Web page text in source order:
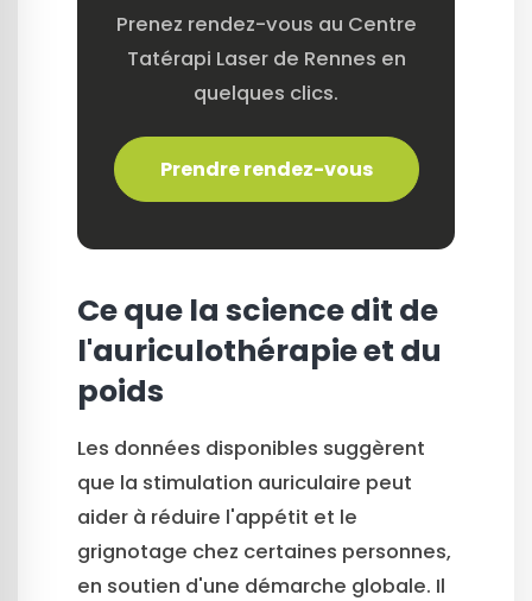
Prenez rendez-vous au Centre
Tatérapi Laser de Rennes en
quelques clics.
Prendre rendez-vous
Ce que la science dit de
l'auriculothérapie et du
poids
Les données disponibles suggèrent
que la stimulation auriculaire peut
aider à réduire l'appétit et le
grignotage chez certaines personnes,
en soutien d'une démarche globale. Il